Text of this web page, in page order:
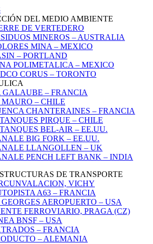
DEL MEDIO AMBIENTE
DE VERTEDERO
MINEROS – AUSTRALIA
MINA – MEXICO
– PORTLAND
POLIMETALICA – MEXICO
CORUS – TORONTO
GALAUBE – FRANCIA
MAURO – CHILE
CHANTERAINES – FRANCIA
PIRQUE – CHILE
BEL-AIR – EE.UU.
BIG FORK – EE.UU.
LLANGOLLEN – UK
PENCH LEFT BANK – INDIA
DE TRANSPORTE
VICHY
A63 – FRANCIA
GEORGES AEROPUERTO – USA
FERROVIARIO, PRAGA (CZ)
BNSF – USA
– FRANCIA
– ALEMANIA